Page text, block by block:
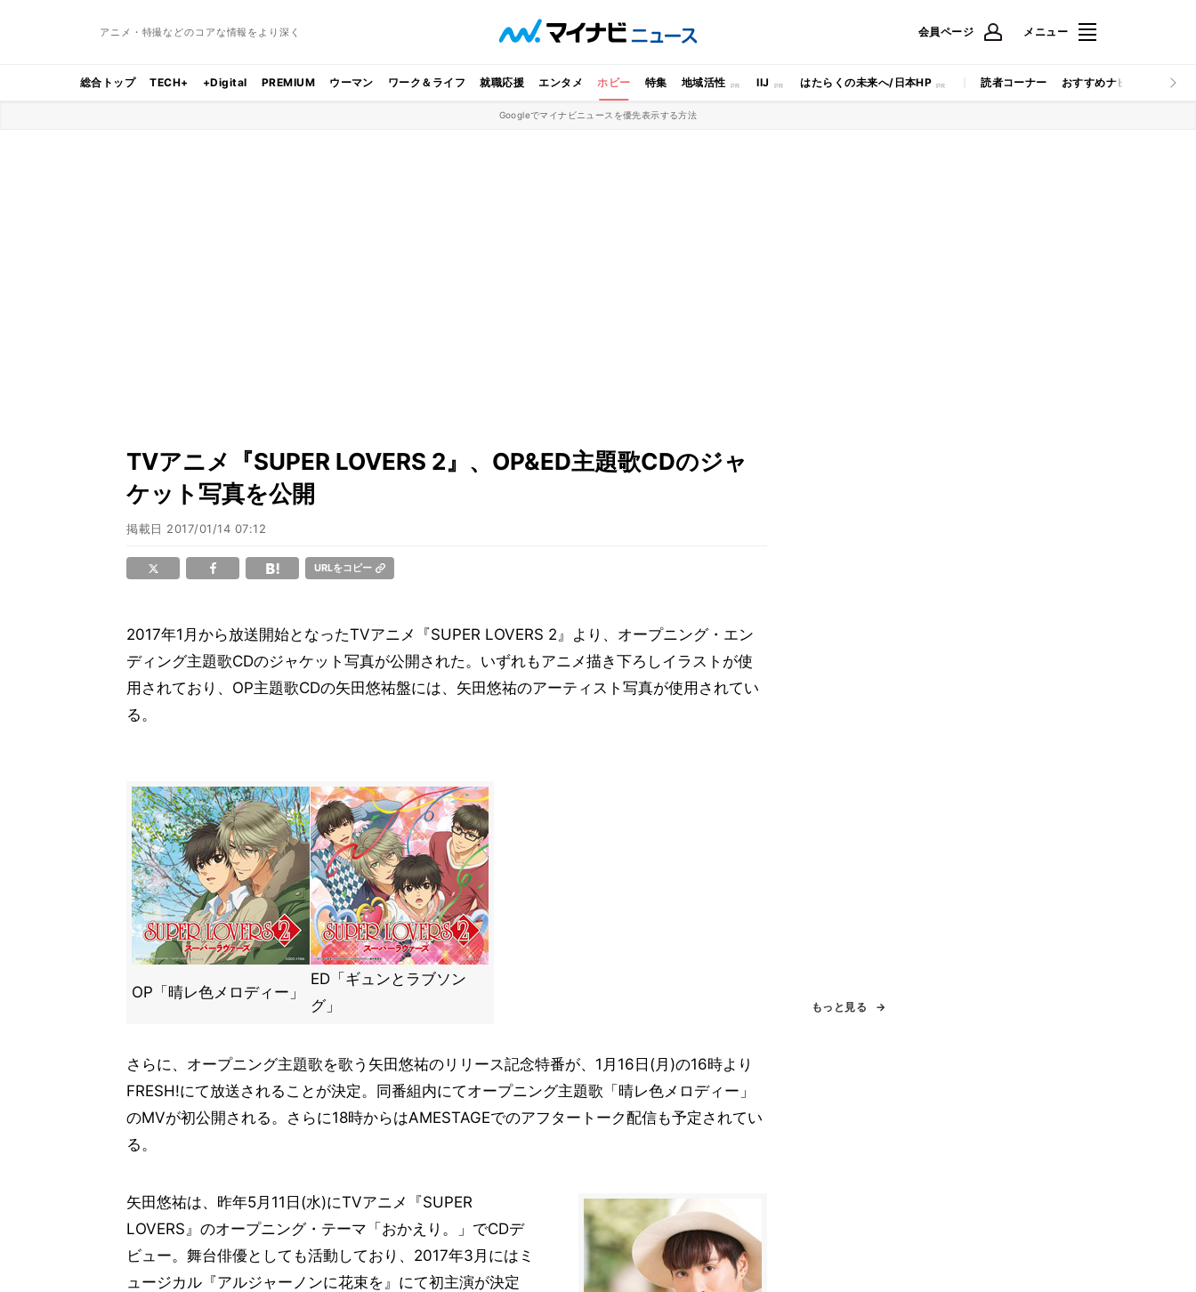
アニメ・特撮などのコアな情報をより深く 会員ページ メニュー
総合トップ TECH+ +Digital PREMIUM ウーマン ワーク＆ライフ 就職応援 エンタメ ホビー 特集 地域活性 IIJ はたらくの未来へ/日本HP 読者コーナー おすすめナビ マイナビ
Googleでマイナビニュースを優先表示する方法
TVアニメ『SUPER LOVERS 2』、OP&ED主題歌CDのジャ
ケット写真を公開
掲載日 2017/01/14 07:12
URLをコピー
2017年1月から放送開始となったTVアニメ『SUPER LOVERS 2』より、オープニング・エン
ディング主題歌CDのジャケット写真が公開された。いずれもアニメ描き下ろしイラストが使
用されており、OP主題歌CDの矢田悠祐盤には、矢田悠祐のアーティスト写真が使用されてい
る。
OP「晴レ色メロディー」
ED「ギュンとラブソン
グ」
さらに、オープニング主題歌を歌う矢田悠祐のリリース記念特番が、1月16日(月)の16時より
FRESH!にて放送されることが決定。同番組内にてオープニング主題歌「晴レ色メロディー」
のMVが初公開される。さらに18時からはAMESTAGEでのアフタートーク配信も予定されてい
る。
矢田悠祐は、昨年5月11日(水)にTVアニメ『SUPER
LOVERS』のオープニング・テーマ「おかえり。」でCDデ
ビュー。舞台俳優としても活動しており、2017年3月にはミ
ュージカル『アルジャーノンに花束を』にて初主演が決定
もっと見る